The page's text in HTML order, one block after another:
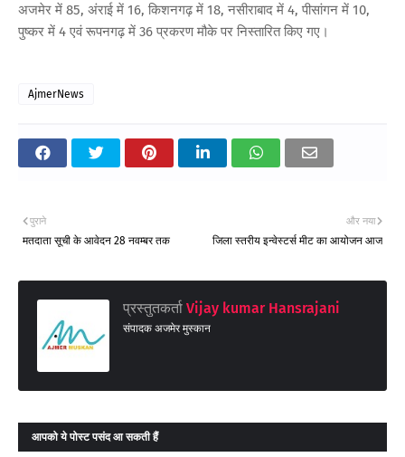
अजमेर में 85, अंराई में 16, किशनगढ़ में 18, नसीराबाद में 4, पीसांगन में 10,
पुष्कर में 4 एवं रूपनगढ़ में 36 प्रकरण मौके पर निस्तारित किए गए।
AjmerNews
और नया
जिला स्तरीय इन्वेस्टर्स मीट का आयोजन आज
पुराने
मतदाता सूची के आवेदन 28 नवम्बर तक
प्रस्तुतकर्ता Vijay kumar Hansrajani
संपादक अजमेर मुस्कान
आपको ये पोस्ट पसंद आ सकती हैं